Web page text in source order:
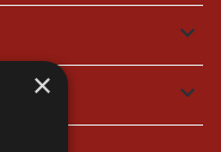
keyboard_arrow_down
keyboard_arrow_down
×